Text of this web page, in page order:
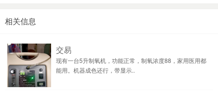
相关信息
交易
现有一台5升制氧机，功能正常，制氧浓度88，家用医用都
能用。机器成色还行，带显示..